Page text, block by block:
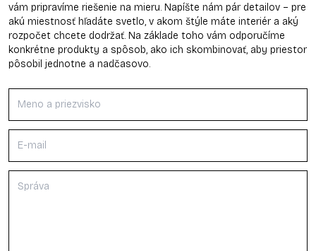
vám pripravíme riešenie na mieru. Napíšte nám pár detailov – pre
akú miestnosť hľadáte svetlo, v akom štýle máte interiér a aký
rozpočet chcete dodržať. Na základe toho vám odporučíme
konkrétne produkty a spôsob, ako ich skombinovať, aby priestor
pôsobil jednotne a nadčasovo.